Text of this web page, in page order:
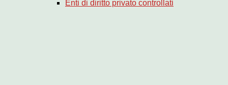
Enti di diritto privato controllati